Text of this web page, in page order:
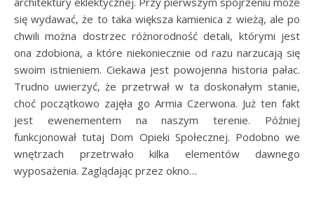
się wydawać, że to taka większa kamienica z wieżą, ale po
chwili można dostrzec różnorodność detali, którymi jest
ona zdobiona, a które niekoniecznie od razu narzucają się
swoim istnieniem. Ciekawa jest powojenna historia pałac.
Trudno uwierzyć, że przetrwał w ta doskonałym stanie,
choć początkowo zajęła go Armia Czerwona. Już ten fakt
jest ewenementem na naszym terenie. Później
funkcjonował tutaj Dom Opieki Społecznej. Podobno we
wnętrzach przetrwało kilka elementów dawnego
wyposażenia. Zaglądając przez okno…